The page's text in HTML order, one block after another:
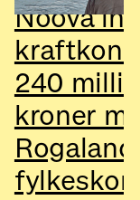
Noova
240
kroner
Rogaland